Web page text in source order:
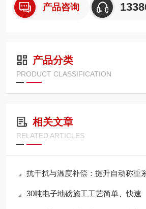
×10个单价设置、贮存及调用可直接贸易结
×可提商10倍精度显示当前称量
个称重记录贮存；各类统计报表
产品咨询
产品分类
PRODUCT CLASSIFICATION
相关文章
RELATED ARTICLES
抗干扰与温度补偿：提升自动称重系
30吨电子地磅施工工艺简单、快速